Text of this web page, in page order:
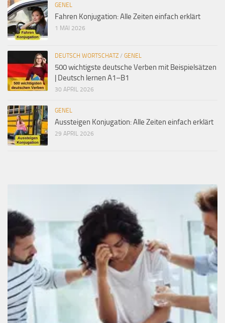
GENEL
Fahren Konjugation: Alle Zeiten einfach erklärt
1 MAI 2026
DEUTSCH WORTSCHATZ / GENEL
500 wichtigste deutsche Verben mit Beispielsätzen
| Deutsch lernen A1–B1
30 APRIL 2026
GENEL
Aussteigen Konjugation: Alle Zeiten einfach erklärt
29 APRIL 2026